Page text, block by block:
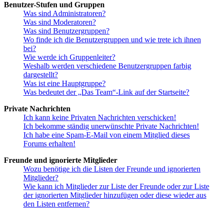
Benutzer-Stufen und Gruppen
Was sind Administratoren?
Was sind Moderatoren?
Was sind Benutzergruppen?
Wo finde ich die Benutzergruppen und wie trete ich ihnen
bei?
Wie werde ich Gruppenleiter?
Weshalb werden verschiedene Benutzergruppen farbig
dargestellt?
Was ist eine Hauptgruppe?
Was bedeutet der „Das Team“-Link auf der Startseite?
Private Nachrichten
Ich kann keine Privaten Nachrichten verschicken!
Ich bekomme ständig unerwünschte Private Nachrichten!
Ich habe eine Spam-E-Mail von einem Mitglied dieses
Forums erhalten!
Freunde und ignorierte Mitglieder
Wozu benötige ich die Listen der Freunde und ignorierten
Mitglieder?
Wie kann ich Mitglieder zur Liste der Freunde oder zur Liste
der ignorierten Mitglieder hinzufügen oder diese wieder aus
den Listen entfernen?